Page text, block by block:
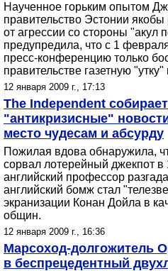
Наученное горьким опытом
правительство Эстонии
от агрессии со стороны "акул
предупредила, что с 1
пресс-конференцию только
правительстве газетную
12 января 2009 г., 17:13
The Independent
"антикризисные"
место чудесам и абсурду
Пожилая вдова обнаружила,
сорвал лотерейный джекпот
английский профессор
английский бомж стал
экранизации Конан Дойла в
общин.
12 января 2009 г., 16:36
Марсоход-долгожитель
в беспрецедентный